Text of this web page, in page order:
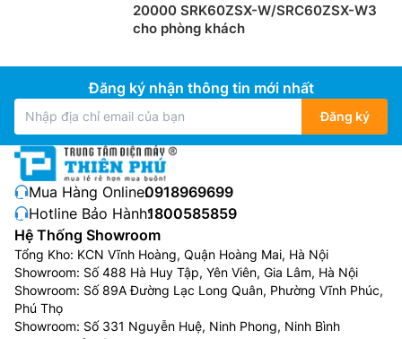
20000 SRK60ZSX-W/SRC60ZSX-W3
cho phòng khách
Đăng ký nhận thông tin mới nhất
Đăng ký
Mua Hàng Online:0918969699
Hotline Bảo Hành:1800585859
Hệ Thống Showroom
Tổng Kho: KCN Vĩnh Hoàng, Quận Hoàng Mai, Hà Nội
Showroom: Số 488 Hà Huy Tập, Yên Viên, Gia Lâm, Hà Nội
Showroom: Số 89A Đường Lạc Long Quân, Phường Vĩnh Phúc,
Phú Thọ
Showroom: Số 331 Nguyễn Huệ, Ninh Phong, Ninh Bình